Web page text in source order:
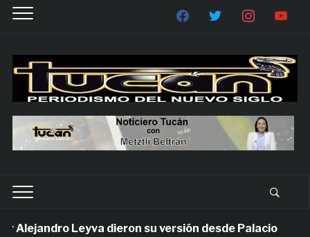
Leyva dieron su versión desde Palacio